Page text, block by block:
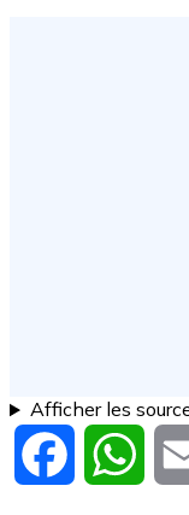
Afficher les
Facebook